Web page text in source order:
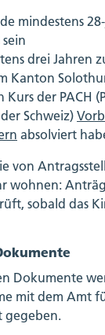
mindestens
drei Jahren
Kanton
Kurs der PACH
Schweiz)
absolviert
von
wohnen:
sobald das
Dokumente
mit dem Amt
gegeben.